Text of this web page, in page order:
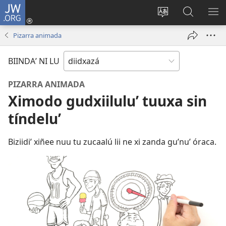
JW.ORG
Bichaa
página
Bizulú
sesión
window)
Biyubi
JW.ORG
RA
Pizarra animada
BIINDAʼ NI LU
PIZARRA ANIMADA
Ximodo gudxiiluluʼ tuuxa sin
tíndeluʼ
Biziidiʼ xiñee nuu tu zucaalú lii ne xi zanda guʼnuʼ óraca.